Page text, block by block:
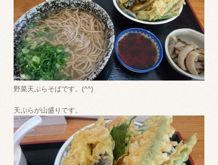
野菜天ぷらそばです。(^^)
天ぷらが山盛りです。